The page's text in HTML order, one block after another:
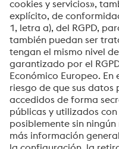
Su mensaje*
Sí, me gustaría
invitaciones y otras
Enviar